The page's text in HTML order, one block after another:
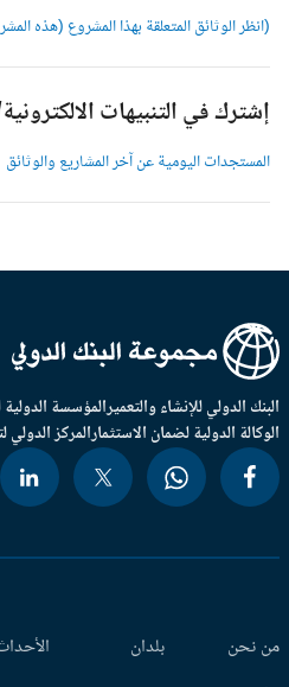
(انظر الوثائق المتعلقة بهذا المشروع (هذه
إشترك في التنبيهات الالكترونية/
المستجدات اليومية عن آخر المشاريع والوثائق
الدولي للإنشاء والتعميرالمؤسسة الدولية
الدولية لضمان الاستثمارالمركز الدولي
نحن
بلدان
الأحداث